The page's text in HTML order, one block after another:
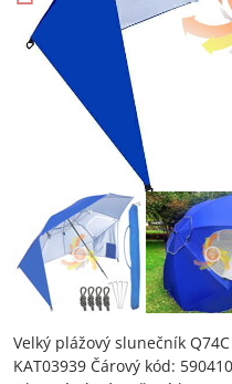
Velký plážový slunečník
KAT03939 Čárový kód: